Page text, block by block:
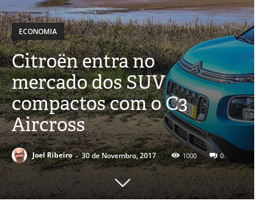
ECONOMIA
Citroën entra no
mercado dos SUV
compactos com o C3
Aircross
Joel Ribeiro - 30 de Novembro, 2017 1000 0